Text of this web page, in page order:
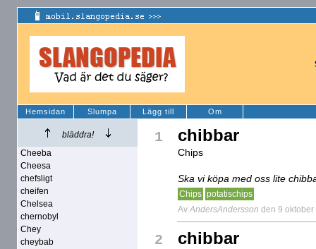
Hemsidan Slumpa Lägg till Om
bläddra!
Cheeba
Cheesa
chefsligt
cheifen
Chelsea
chernobyl
Chey
cheybab
1 chibbar
Chips
Ska vi köpa med oss lite
Chips potatischips
Av AndersAndersson den 9 oktober
2 chibbar